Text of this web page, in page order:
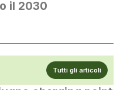
il 2030
Tutti gli articoli